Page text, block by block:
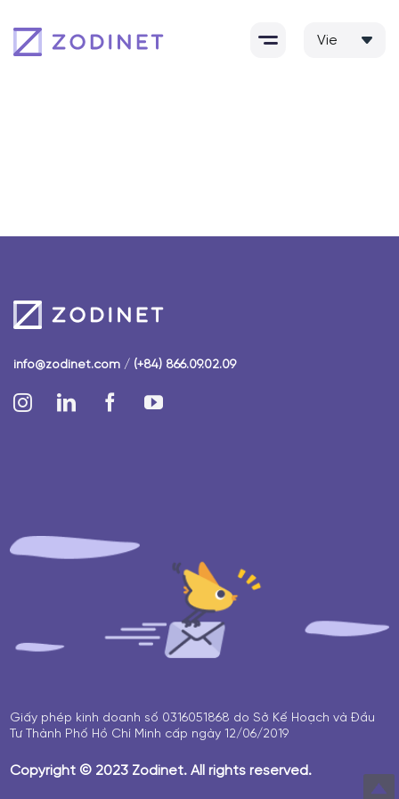
to
content
info@zodinet.com/ (+84) 866.09.02.09
Giấy phép kinh doanh số 0316051868 do Sở Kế Hoạch và Đầu
Tư Thành Phố Hồ Chí Minh cấp ngày 12/06/2019
Copyright © 2023 Zodinet. All rights reserved.